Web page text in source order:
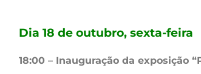
Dia 18 de outubro, sexta-feira
18:00 – Inauguração da exposição